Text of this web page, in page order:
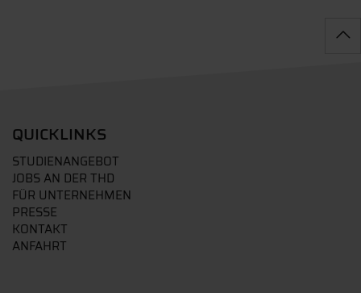
QUICKLINKS
STUDIENANGEBOT
JOBS AN DER THD
FÜR UNTERNEHMEN
PRESSE
KONTAKT
ANFAHRT